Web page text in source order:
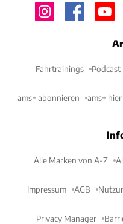
Fahrtrainings Podcast
ams+ abonnieren ams+
Alle Marken von A-Z
Impressum AGB
Privacy Manager